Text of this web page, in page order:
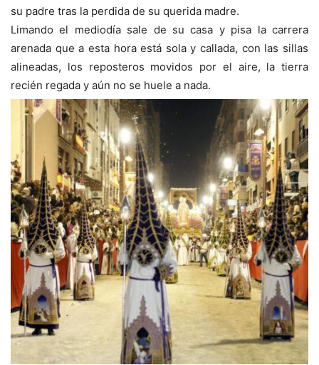
su padre tras la perdida de su querida madre.
Limando el mediodía sale de su casa y pisa la carrera
arenada que a esta hora está sola y callada, con las sillas
alineadas, los reposteros movidos por el aire, la tierra
recién regada y aún no se huele a nada.